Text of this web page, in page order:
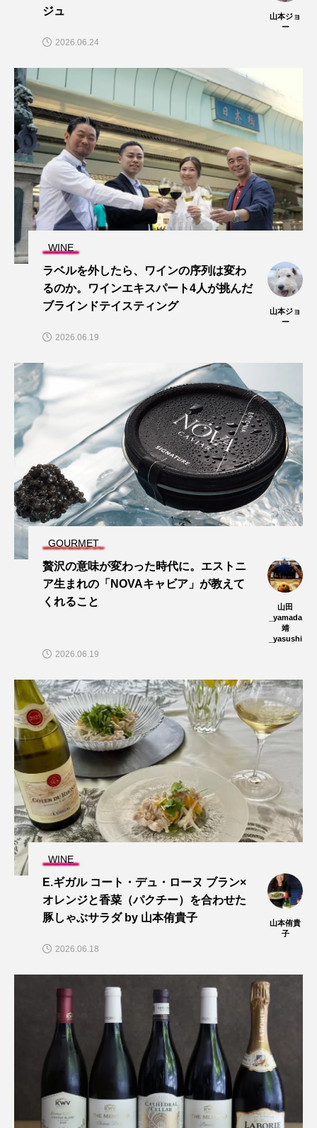
ジュ
山本ジョ
ー
2026.06.24
WINE
ラベルを外したら、ワインの序列は変わ
るのか。ワインエキスパート4人が挑んだ
ブラインドテイスティング
山本ジョ
ー
2026.06.19
GOURMET
贅沢の意味が変わった時代に。エストニ
ア生まれの「NOVAキャビア」が教えて
くれること
山田
_yamada
靖
_yasushi
2026.06.19
WINE
E.ギガル コート・デュ・ローヌ ブラン×
オレンジと香菜（パクチー）を合わせた
豚しゃぶサラダ by 山本侑貴子
山本侑貴
子
2026.06.18